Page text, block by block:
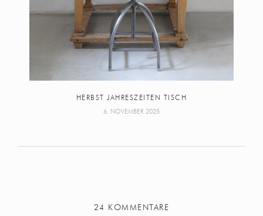
HERBST JAHRESZEITEN TISCH
6. NOVEMBER 2025
24 KOMMENTARE